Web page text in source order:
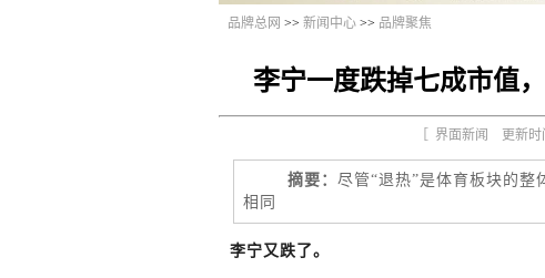
品牌总网 >> 新闻中心 >> 品牌聚焦
李宁一度跌掉七成市值
［ 界面新闻 更新时
摘要：尽管“退热”是体育板块的整
相同
李宁又跌了。